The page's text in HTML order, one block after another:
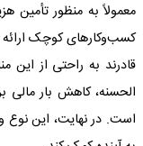
معمولاً به منظور تأمین
کسب‌وکارهای کوچک ارائه
قادرند به راحتی از این
الحسنه، کاهش بار
است. در نهایت، این نوع